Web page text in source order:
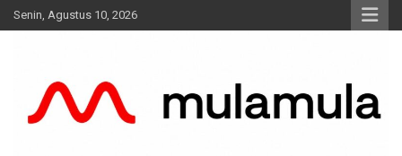
Skip
to
Senin, Agustus 10, 2026